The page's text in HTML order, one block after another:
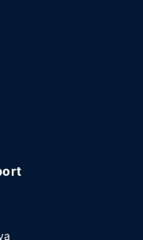
grátis no lobby,